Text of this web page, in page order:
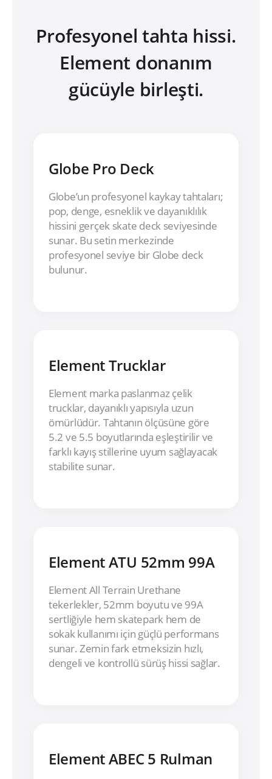
Profesyonel tahta hissi.
Element donanım
gücüyle birleşti.
Globe Pro Deck
Globe’un profesyonel kaykay tahtaları;
pop, denge, esneklik ve dayanıklılık
hissini gerçek skate deck seviyesinde
sunar. Bu setin merkezinde
profesyonel seviye bir Globe deck
bulunur.
Element Trucklar
Element marka paslanmaz çelik
trucklar, dayanıklı yapısıyla uzun
ömürlüdür. Tahtanın ölçüsüne göre
5.2 ve 5.5 boyutlarında eşleştirilir ve
farklı kayış stillerine uyum sağlayacak
stabilite sunar.
Element ATU 52mm 99A
Element All Terrain Urethane
tekerlekler, 52mm boyutu ve 99A
sertliğiyle hem skatepark hem de
sokak kullanımı için güçlü performans
sunar. Zemin fark etmeksizin hızlı,
dengeli ve kontrollü sürüş hissi sağlar.
Element ABEC 5 Rulman